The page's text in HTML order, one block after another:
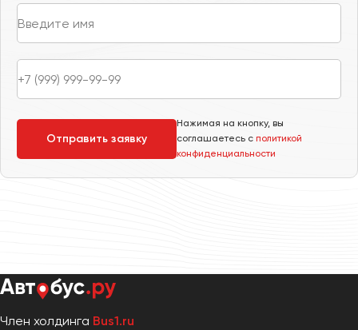
Отправить заявку
Нажимая на кнопку, вы
соглашаетесь с политикой
конфиденциальности
Член холдинга Bus1.ru